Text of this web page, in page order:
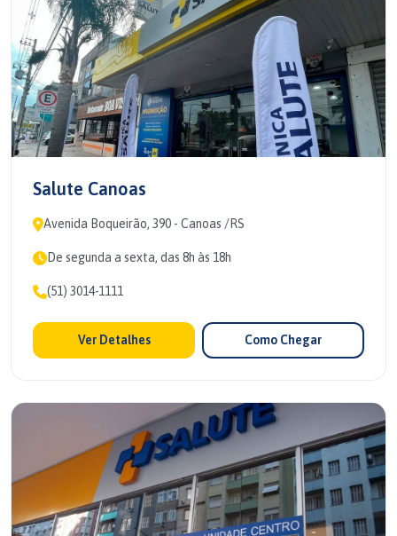
Salute Canoas
Avenida Boqueirão, 390 - Canoas /RS
De segunda a sexta, das 8h às 18h
(51) 3014-1111
Ver Detalhes Como Chegar